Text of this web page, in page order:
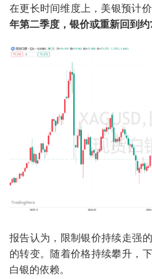
在更长时间维度上，美银预计
年第二季度，银价或重新回到
报告认为，限制银价持续走强
的转变。随着价格持续攀升，
白银的依赖。